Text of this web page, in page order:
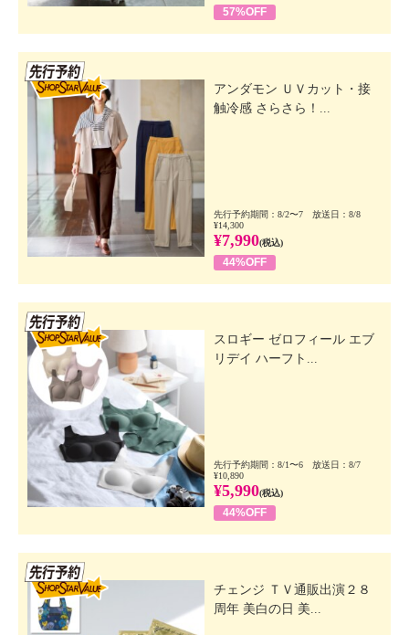
57%OFF
アンダモン ＵＶカット・接
触冷感 さらさら！...
先行予約期間：8/2〜7 放送日：8/8
¥14,300
¥7,990(税込)
44%OFF
スロギー ゼロフィール エブ
リデイ ハーフト...
先行予約期間：8/1〜6 放送日：8/7
¥10,890
¥5,990(税込)
44%OFF
チェンジ ＴＶ通販出演２８
周年 美白の日 美...